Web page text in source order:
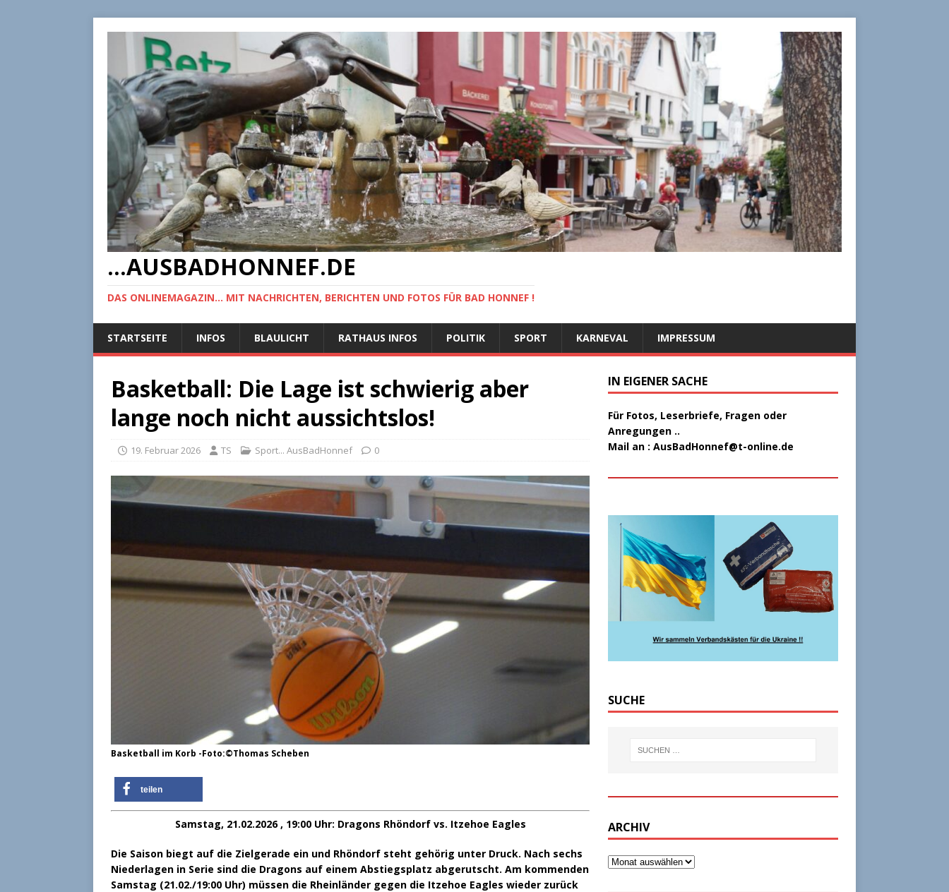
...AUSBADHONNEF.DE
DAS ONLINEMAGAZIN... MIT NACHRICHTEN, BERICHTEN UND FOTOS FÜR BAD HONNEF !
STARTSEITE INFOS BLAULICHT RATHAUS INFOS POLITIK SPORT KARNEVAL IMPRESSUM
Basketball: Die Lage ist schwierig aber
lange noch nicht aussichtslos!
19. Februar 2026 TS Sport... AusBadHonnef 0
Basketball im Korb -Foto:©Thomas Scheben
teilen
Samstag, 21.02.2026 , 19:00 Uhr: Dragons Rhöndorf vs. Itzehoe Eagles
Die Saison biegt auf die Zielgerade ein und Rhöndorf steht gehörig unter Druck. Nach sechs
Niederlagen in Serie sind die Dragons auf einem Abstiegsplatz abgerutscht. Am kommenden
Samstag (21.02./19:00 Uhr) müssen die Rheinländer gegen die Itzehoe Eagles wieder zurück
IN EIGENER SACHE
Für Fotos, Leserbriefe, Fragen oder
Anregungen ..
Mail an : AusBadHonnef@t-online.de
SUCHE
ARCHIV